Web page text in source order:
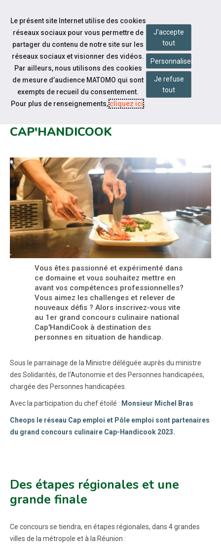
Aller au contenu
Notre actualité
REPORT DATE RÉGIONALE -
CAP'HANDICOOK
Vous êtes passionné et expérimenté dans
ce domaine et vous souhaitez mettre en
avant vos compétences professionnelles?
Vous aimez les challenges et relever de
nouveaux défis ? Alors inscrivez-vous vite
au 1er grand concours culinaire national
Cap'HandiCook à destination des
personnes en situation de handicap.
Sous le parrainage de la Ministre déléguée auprès du ministre
des Solidarités, de l'Autonomie et des Personnes handicapées,
chargée des Personnes handicapées.
Avec la participation du chef étoilé : Monsieur Michel Bras
Cheops le réseau Cap emploi et Pôle emploi sont partenaires
du grand concours culinaire Cap-Handicook 2023.
Des étapes régionales et une
grande finale
Ce concours se tiendra, en étapes régionales, dans 4 grandes
villes de la métropole et à la Réunion :
Le présent site Internet utilise des cookies
réseaux sociaux pour vous permettre de
partager du contenu de notre site sur les
réseaux sociaux et visionner des vidéos.
Par ailleurs, nous utilisons des cookies
de mesure d’audience MATOMO qui sont
exempts de recueil du consentement.
Pour plus de renseignements,cliquez ici.
J'accepte
tout
Personnaliser
Je refuse
tout